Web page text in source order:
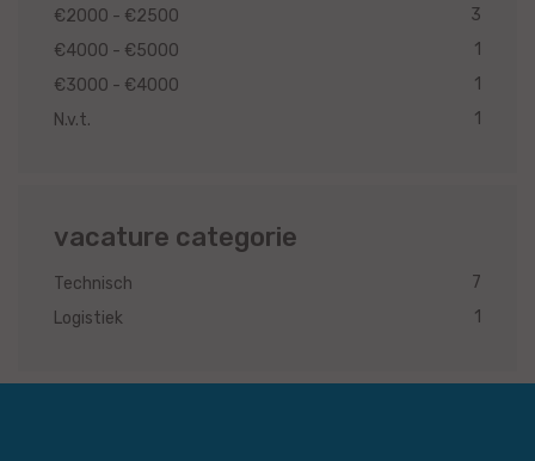
€2000 - €2500
3
€4000 - €5000
1
€3000 - €4000
1
N.v.t.
1
vacature categorie
Technisch
7
Logistiek
1